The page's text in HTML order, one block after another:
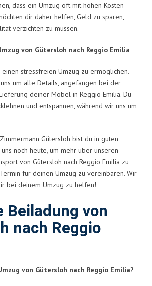
dass ein Umzug oft mit hohen Kosten
dir daher helfen, Geld zu sparen,
verzichten zu müssen.
von Gütersloh nach Reggio Emilia
stressfreien Umzug zu ermöglichen.
um alle Details, angefangen bei der
deiner Möbel in Reggio Emilia. Du
und entspannen, während wir uns um
Gütersloh bist du in guten
noch heute, um mehr über unseren
von Gütersloh nach Reggio Emilia zu
für deinen Umzug zu vereinbaren. Wir
bei deinem Umzug zu helfen!
Beiladung von
nach Reggio
von Gütersloh nach Reggio Emilia?